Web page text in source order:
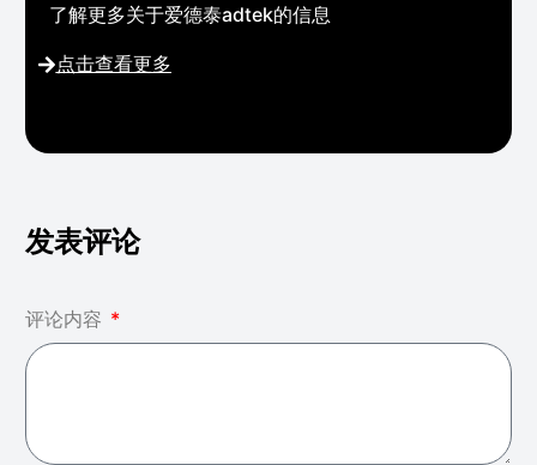
了解更多关于爱德泰adtek的信息
点击查看更多
发表评论
评论内容